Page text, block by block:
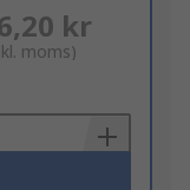
kr
moms)